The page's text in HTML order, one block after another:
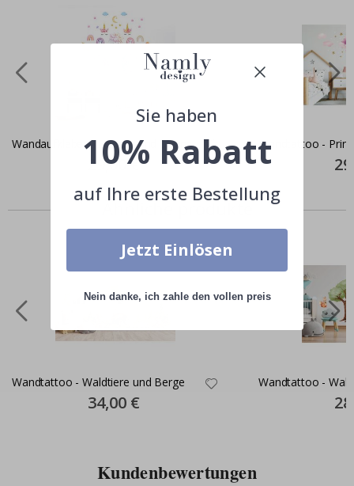
Wandaufkleber - Einhorn und Sterne
Special
29,00 €
Wandtattoo -
Ähnliche produkte
Wandtattoo - Waldtiere und Berge
Special
Price
34,00 €
Wandtattoo -
Kundenbewertungen
Sie haben
10% Rabatt
auf Ihre erste Bestellung
Jetzt Einlösen
Nein danke, ich zahle den vollen preis